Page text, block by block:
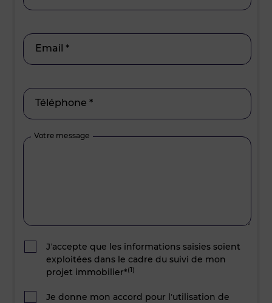
Email *
Téléphone *
Votre message
J’accepte que les informations saisies soient
exploitées dans le cadre du suivi de mon
projet immobilier*(1)
Je donne mon accord pour l’utilisation de